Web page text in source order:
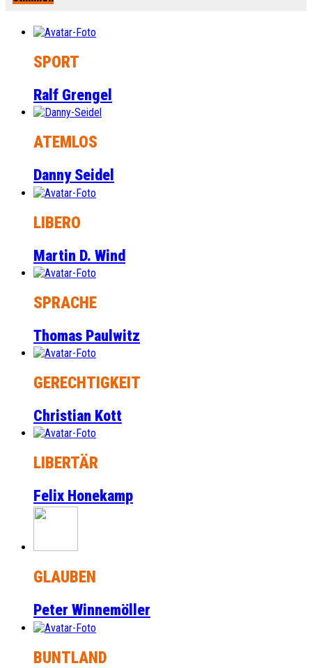
SPORT
Ralf Grengel
ATEMLOS
Danny Seidel
LIBERO
Martin D. Wind
SPRACHE
Thomas Paulwitz
GERECHTIGKEIT
Christian Kott
LIBERTÄR
Felix Honekamp
GLAUBEN
Peter Winnemöller
BUNTLAND